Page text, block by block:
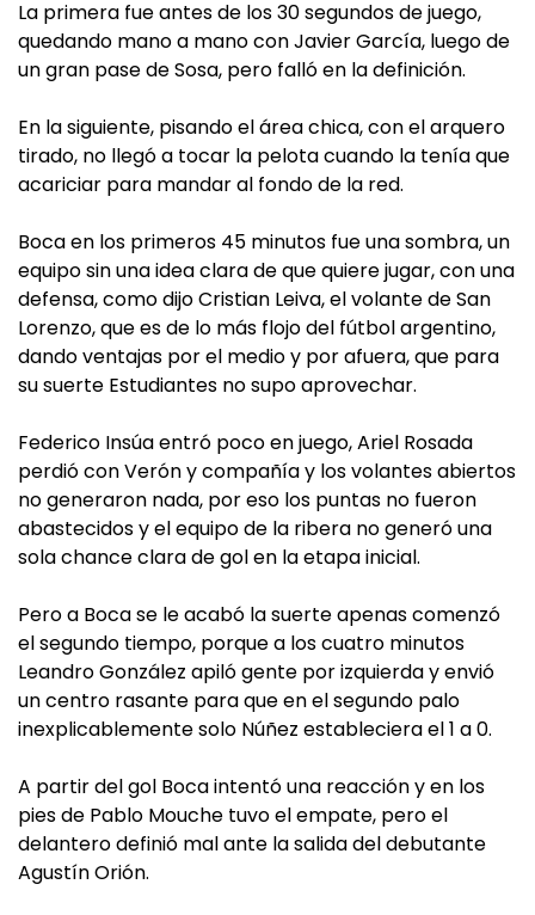
La primera fue antes de los 30 segundos de juego,
quedando mano a mano con Javier García, luego de
un gran pase de Sosa, pero falló en la definición.
En la siguiente, pisando el área chica, con el arquero
tirado, no llegó a tocar la pelota cuando la tenía que
acariciar para mandar al fondo de la red.
Boca en los primeros 45 minutos fue una sombra, un
equipo sin una idea clara de que quiere jugar, con una
defensa, como dijo Cristian Leiva, el volante de San
Lorenzo, que es de lo más flojo del fútbol argentino,
dando ventajas por el medio y por afuera, que para
su suerte Estudiantes no supo aprovechar.
Federico Insúa entró poco en juego, Ariel Rosada
perdió con Verón y compañía y los volantes abiertos
no generaron nada, por eso los puntas no fueron
abastecidos y el equipo de la ribera no generó una
sola chance clara de gol en la etapa inicial.
Pero a Boca se le acabó la suerte apenas comenzó
el segundo tiempo, porque a los cuatro minutos
Leandro González apiló gente por izquierda y envió
un centro rasante para que en el segundo palo
inexplicablemente solo Núñez estableciera el 1 a 0.
A partir del gol Boca intentó una reacción y en los
pies de Pablo Mouche tuvo el empate, pero el
delantero definió mal ante la salida del debutante
Agustín Orión.